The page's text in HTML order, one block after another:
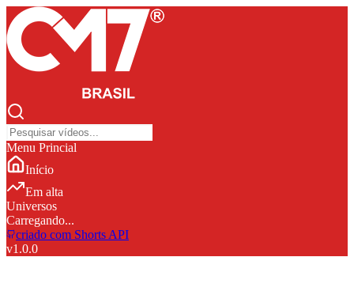
Menu Princial
Início
Em alta
Universos
Carregando...
criado com Shorts API
v1.0.0